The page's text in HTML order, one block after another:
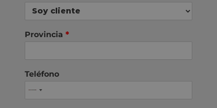
Provincia *
Teléfono